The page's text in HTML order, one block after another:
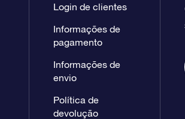
Login de clientes
Informações de
pagamento
Informações de
envio
Política de
devolução